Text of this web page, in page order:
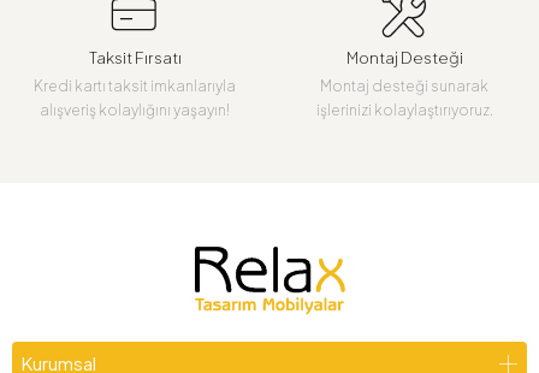
Taksit Fırsatı
Kredi kartı taksit imkanlarıyla
alışveriş kolaylığını yaşayın!
Montaj Desteği
Montaj desteği sunarak
işlerinizi kolaylaştırıyoruz.
Kurumsal